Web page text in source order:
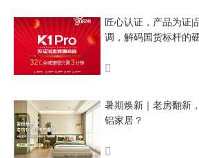
匠心认证，产品为证|
调，解码国货标杆的
暑期焕新｜老房翻新
铝家居？